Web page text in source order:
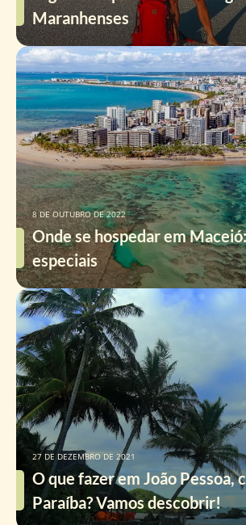
Maranhenses
Onde se hospedar em
especiais
8 DE OUTUBRO DE 2022
O que fazer em João Pessoa,
Paraíba? Vamos descobrir!
27 DE DEZEMBRO DE 2021